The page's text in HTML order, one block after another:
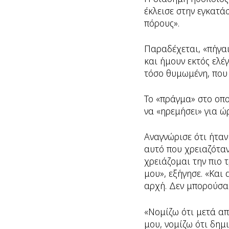
έκλεισε στην
πόρους».
Παραδέχεται,
και ήμουν εκτός
τόσο θυμωμένη, που
Το «πράγμα» στο
να «ηρεμήσει» για
Αναγνώρισε ότι
αυτό που
χρειάζομαι την
μου», εξήγησε.
αρχή. Δεν
«Νομίζω ότι μετά
μου, νομίζω ότι